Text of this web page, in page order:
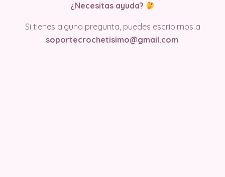
¿Necesitas ayuda?
Si tienes alguna pregunta, puedes escribirnos a
soportecrochetisimo@gmail.com.